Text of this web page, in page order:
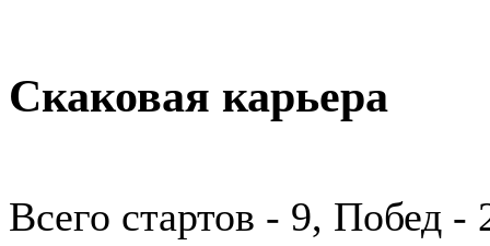
Скаковая карьера
Всего стартов - 9, Побед